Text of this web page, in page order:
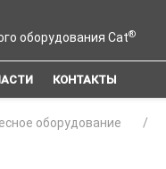
оборудования Cat®
КОНТАКТЫ
оборудование